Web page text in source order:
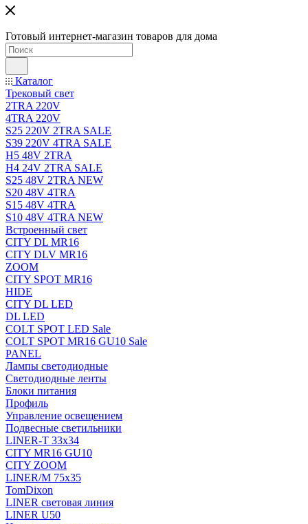
Готовый интернет-магазин товаров для дома
Каталог
Трековый свет
2TRA 220V
4TRA 220V
S25 220V 2TRA SALE
S39 220V 4TRA SALE
H5 48V 2TRA
H4 24V 2TRA SALE
S25 48V 2TRA NEW
S20 48V 4TRA
S15 48V 4TRA
S10 48V 4TRA NEW
Встроенный свет
CITY DL MR16
CITY DLV MR16
ZOOM
CITY SPOT MR16
HIDE
CITY DL LED
DL LED
COLT SPOT LED Sale
COLT SPOT MR16 GU10 Sale
PANEL
Лампы светодиодные
Светодиодные ленты
Блоки питания
Профиль
Управление освещением
Подвесные светильники
LINER-T 33x34
CITY MR16 GU10
CITY ZOOM
LINER/M 75х35
TomDixon
LINER световая линия
LINER U50